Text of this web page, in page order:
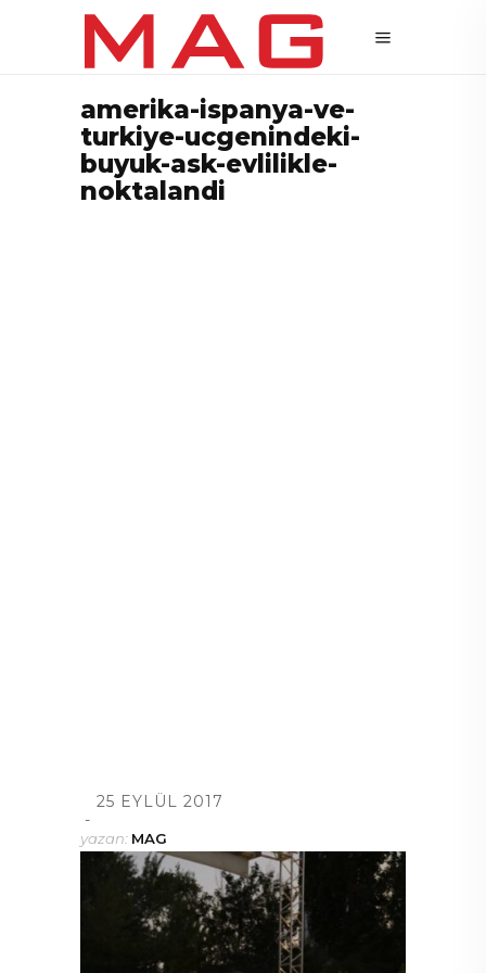
amerika-ispanya-ve-
turkiye-ucgenindeki-
buyuk-ask-evlilikle-
noktalandi
25 EYLÜL 2017
yazan: MAG